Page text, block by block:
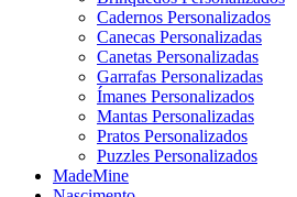
Cadernos Personalizados
Canecas Personalizadas
Canetas Personalizadas
Garrafas Personalizadas
Ímanes Personalizados
Mantas Personalizadas
Pratos Personalizados
Puzzles Personalizados
MadeMine